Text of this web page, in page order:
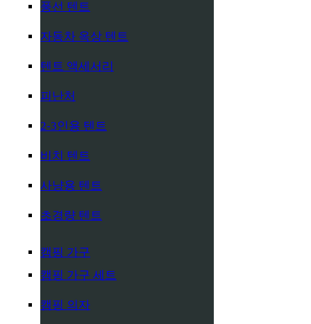
풍선 텐트
자동차 옥상 텐트
텐트 액세서리
피난처
2-3인용 텐트
비치 텐트
사냥용 텐트
초경량 텐트
캠핑 가구
캠핑 가구 세트
캠핑 의자